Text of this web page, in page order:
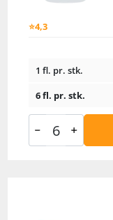
⭐4,3
1 fl. pr. stk.
6 fl. pr. stk.